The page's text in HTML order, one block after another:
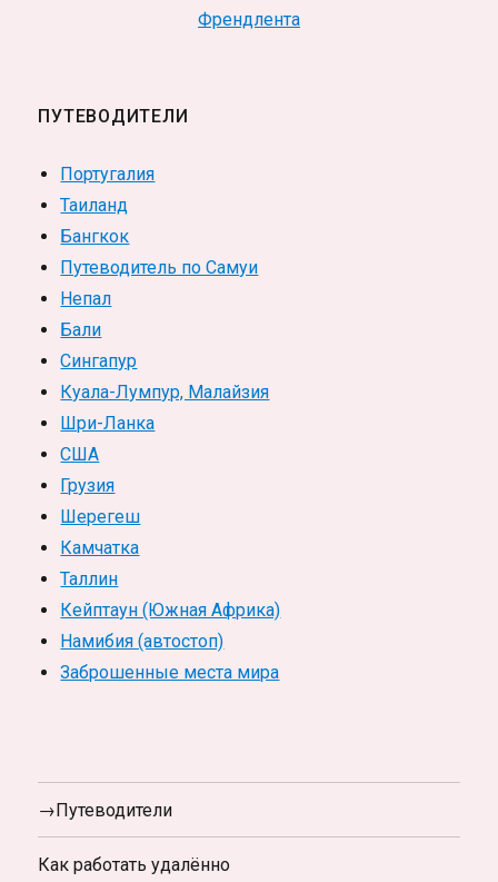
Френдлента
ПУТЕВОДИТЕЛИ
Португалия
Таиланд
Бангкок
Путеводитель по Самуи
Непал
Бали
Сингапур
Куала-Лумпур, Малайзия
Шри-Ланка
США
Грузия
Шерегеш
Камчатка
Таллин
Кейптаун (Южная Африка)
Намибия (автостоп)
Заброшенные места мира
→Путеводители
Как работать удалённо